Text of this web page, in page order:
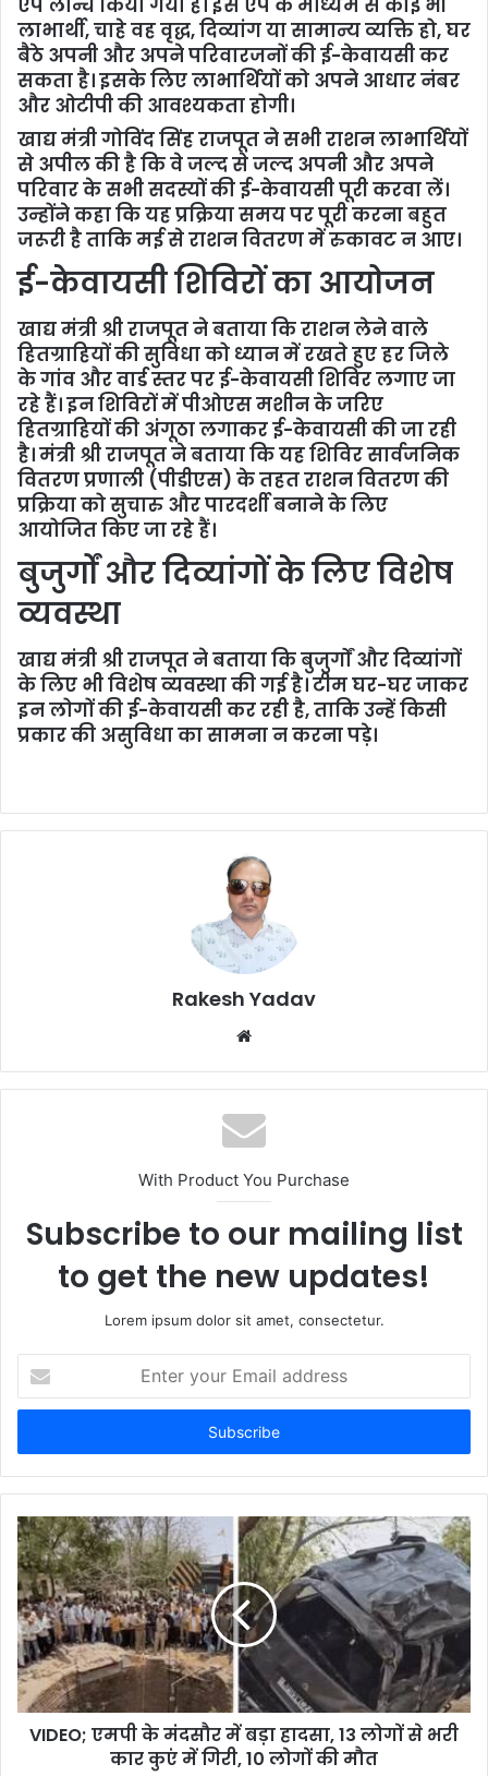
ऐप लॉन्च किया गया है। इस ऐप के माध्यम से कोई भी
लाभार्थी, चाहे वह वृद्ध, दिव्यांग या सामान्य व्यक्ति हो, घर
बैठे अपनी और अपने परिवारजनों की ई-केवायसी कर
सकता है। इसके लिए लाभार्थियों को अपने आधार नंबर
और ओटीपी की आवश्यकता होगी।
खाद्य मंत्री गोविंद सिंह राजपूत ने सभी राशन लाभार्थियों
से अपील की है कि वे जल्द से जल्द अपनी और अपने
परिवार के सभी सदस्यों की ई-केवायसी पूरी करवा लें।
उन्होंने कहा कि यह प्रक्रिया समय पर पूरी करना बहुत
जरूरी है ताकि मई से राशन वितरण में रुकावट न आए।
ई-केवायसी शिविरों का आयोजन
खाद्य मंत्री श्री राजपूत ने बताया कि राशन लेने वाले
हितग्राहियों की सुविधा को ध्यान में रखते हुए हर जिले
के गांव और वार्ड स्तर पर ई-केवायसी शिविर लगाए जा
रहे हैं। इन शिविरों में पीओएस मशीन के जरिए
हितग्राहियों की अंगूठा लगाकर ई-केवायसी की जा रही
है। मंत्री श्री राजपूत ने बताया कि यह शिविर सार्वजनिक
वितरण प्रणाली (पीडीएस) के तहत राशन वितरण की
प्रक्रिया को सुचारु और पारदर्शी बनाने के लिए
आयोजित किए जा रहे हैं।
बुजुर्गों और दिव्यांगों के लिए विशेष
व्यवस्था
खाद्य मंत्री श्री राजपूत ने बताया कि बुजुर्गों और दिव्यांगों
के लिए भी विशेष व्यवस्था की गई है। टीम घर-घर जाकर
इन लोगों की ई-केवायसी कर रही है, ताकि उन्हें किसी
प्रकार की असुविधा का सामना न करना पड़े।
Rakesh Yadav
b
s
i
e
With Product You Purchase
Subscribe to our mailing list
to get the new updates!
Lorem ipsum dolor sit amet, consectetur.
t
r
y
u
r
E
m
a
i
l
a
VIDEO; एमपी के मंदसौर में बड़ा हादसा, 13 लोगों से भरी
कार कुएं में गिरी, 10 लोगों की मौत